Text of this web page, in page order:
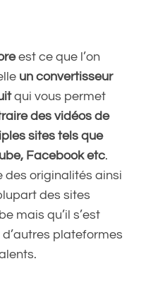
est ce que l’on
un convertisseur
qui vous permet
des vidéos de
sites tels que
Facebook etc.
des originalités ainsi
des sites
mais qu’il s’est
plateformes